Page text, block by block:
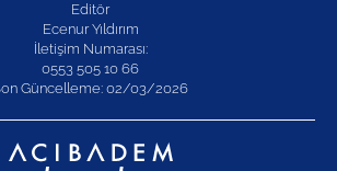
Editör
Ecenur Yıldırım
İletişim Numarası:
0553 505 10 66
Güncelleme: 02/03/2026